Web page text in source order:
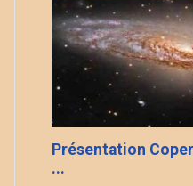
Présentation
...